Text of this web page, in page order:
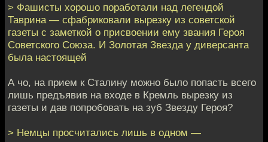
> Фашисты хорошо поработали над легендой
Таврина — сфабриковали вырезку из советской
газеты с заметкой о присвоении ему звания Героя
Советского Союза. И Золотая Звезда у диверсанта
была настоящей
А чо, на прием к Сталину можно было попасть всего
лишь предъявив на входе в Кремль вырезку из
газеты и дав попробовать на зуб Звезду Героя?
> Немцы просчитались лишь в одном —